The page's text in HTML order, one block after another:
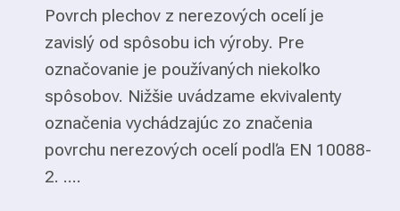
Povrch plechov z nerezových ocelí je
zavislý od spôsobu ich výroby. Pre
označovanie je používaných niekoľko
spôsobov. Nižšie uvádzame ekvivalenty
označenia vychádzajúc zo značenia
povrchu nerezových ocelí podľa EN 10088-
2. ....